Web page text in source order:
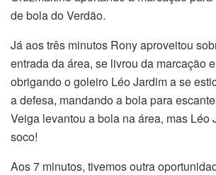
de bola do Verdão.
Já aos três minutos Rony aproveitou
entrada da área, se livrou da marcação
obrigando o goleiro Léo Jardim a se
a defesa, mandando a bola para
Veiga levantou a bola na área, mas Léo
soco!
Aos 7 minutos, tivemos outra